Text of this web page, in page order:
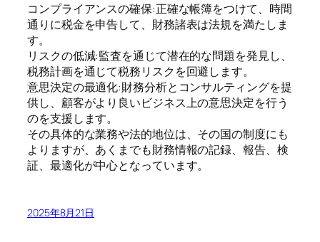
コンプライアンスの確保:正確な帳簿をつけて、時間
通りに税金を申告して、財務諸表は法規を満たしま
す。
リスクの低減:監査を通じて潜在的な問題を発見し、
税務計画を通じて税務リスクを回避します。
意思決定の最適化:財務分析とコンサルティングを提
供し、顧客がより良いビジネス上の意思決定を行う
のを支援します。
その具体的な業務や法的地位は、その国の制度にも
よりますが、あくまでも財務情報の記録、報告、検
証、最適化が中心となっています。
2025年8月21日